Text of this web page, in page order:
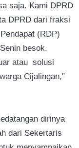
saja. Kami DPRD
DPRD dari fraksi
(RDP)
besok.
atau solusi
Cijalingan,"
dirinya
dari Sekertaris